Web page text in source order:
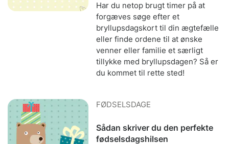
Har du netop brugt timer på at
forgæves søge efter et
bryllupsdagskort til din ægtefælle
eller finde ordene til at ønske
venner eller familie et særligt
tillykke med bryllupsdagen? Så er
du kommet til rette sted!
FØDSELSDAGE
Sådan skriver du den perfekte
fødselsdagshilsen